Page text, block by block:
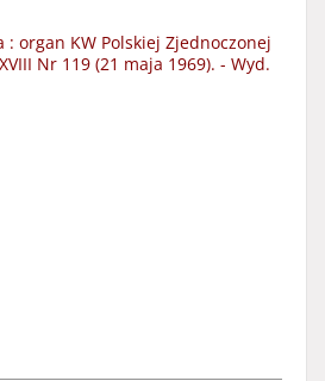
: organ KW Polskiej Zjednoczonej
Nr 119 (21 maja 1969). - Wyd.